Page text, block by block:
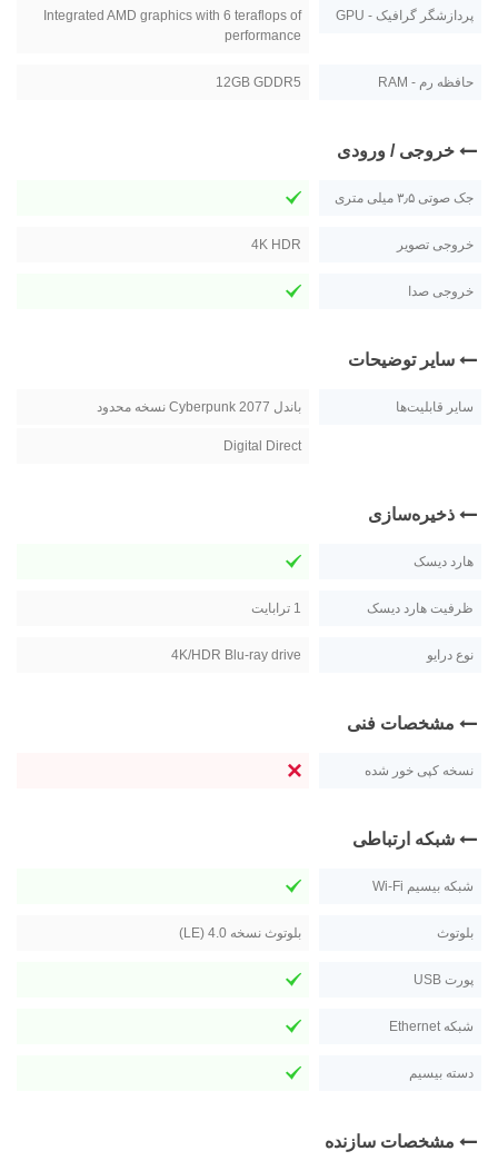
پردازشگر گرافیک - GPU
Integrated AMD graphics with 6 teraflops of
performance
حافظه رم - RAM 12GB GDDR5
خروجی / ورودی
جک صوتی ۳٫۵ میلی متری
خروجی تصویر 4K HDR
خروجی صدا
سایر توضیحات
سایر قابلیت‌ها باندل Cyberpunk 2077 نسخه محدود
Digital Direct
ذخیره‌سازی
هارد دیسک
ظرفیت هارد دیسک 1 ترابايت
نوع درایو 4K/HDR Blu-ray drive
مشخصات فنی
نسخه کپی خور شده
شبکه ارتباطی
شبکه بیسیم Wi-Fi
بلوتوث بلوتوث نسخه 4.0 (LE)
پورت USB
شبکه Ethernet
دسته بیسیم
مشخصات سازنده